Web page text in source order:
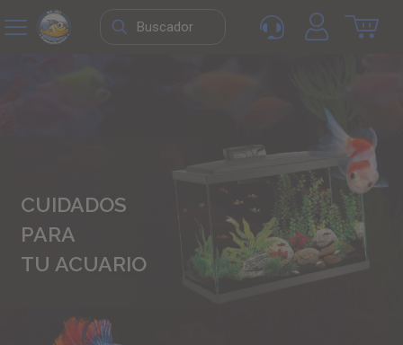
CUIDADOS
PARA
TU ACUARIO